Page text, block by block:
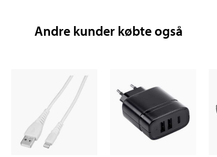
Andre kunder købte også